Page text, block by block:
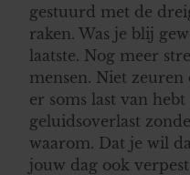
gestuurd met de
raken. Was je blij
laatste. Nog meer
mensen. Niet
er soms last van
geluidsoverlast
waarom. Dat je wil
jouw dag ook